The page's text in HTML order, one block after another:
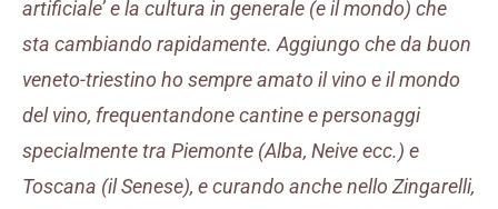
artificiale’ e la cultura in generale (e il mondo) che
sta cambiando rapidamente. Aggiungo che da buon
veneto-triestino ho sempre amato il vino e il mondo
del vino, frequentandone cantine e personaggi
specialmente tra Piemonte (Alba, Neive ecc.) e
Toscana (il Senese), e curando anche nello Zingarelli,